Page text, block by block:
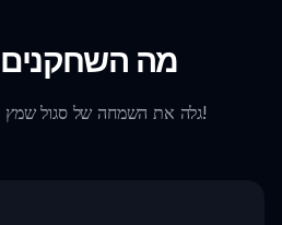
מה השחקנים
גלה את השמחה של סגול שמץ בעיני השחקנים שלנו!